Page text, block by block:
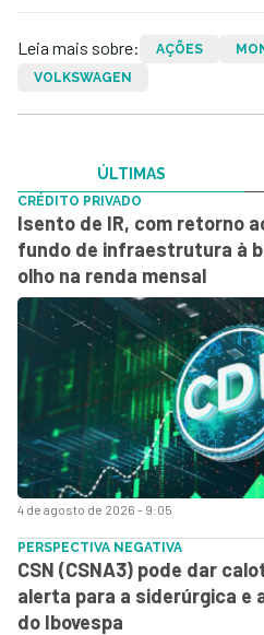
Leia mais sobre: AÇÕES
VOLKSWAGEN
ÚLTIMAS
4 de agosto de 2026 - 9:05
CRÉDITO PRIVADO
Isento de IR, com retorno
fundo de infraestrutura à
olho na renda mensal
PERSPECTIVA NEGATIVA
CSN (CSNA3) pode dar
alerta para a siderúrgica e
do Ibovespa